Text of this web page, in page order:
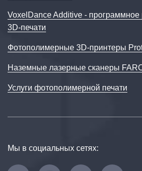
VoxelDance Additive -
3D‑печати
Фотополимерные 3D-принтеры
Наземные лазерные сканеры
Услуги фотополимерной печати
Мы в социальных сетях: